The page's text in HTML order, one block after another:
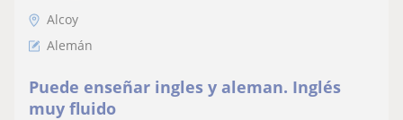
Alcoy
Alemán
Puede enseñar ingles y aleman. Inglés
muy fluido